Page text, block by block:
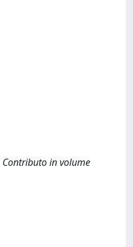
in volume